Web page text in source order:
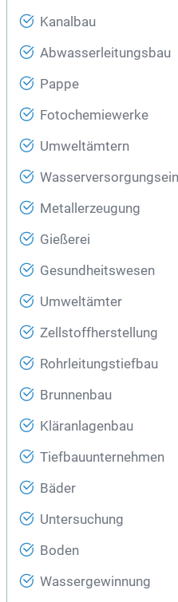
Kanalbau
Abwasserleitungsbau
Pappe
Fotochemiewerke
Umweltämtern
Metallerzeugung
Gießerei
Gesundheitswesen
Umweltämter
Zellstoffherstellung
Rohrleitungstiefbau
Brunnenbau
Kläranlagenbau
Tiefbauunternehmen
Bäder
Untersuchung
Boden
Wassergewinnung